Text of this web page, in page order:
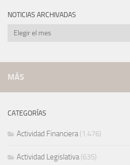
NOTICIAS ARCHIVADAS
Noticias
MÁS
CATEGORÍAS
Actividad Financiera(1.476)
Actividad Legislativa(635)